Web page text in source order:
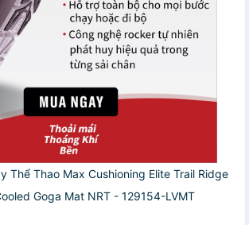
Thể Thao Max Cushioning Elite Trail Ridge
Goga Mat NRT - 129154-LVMT